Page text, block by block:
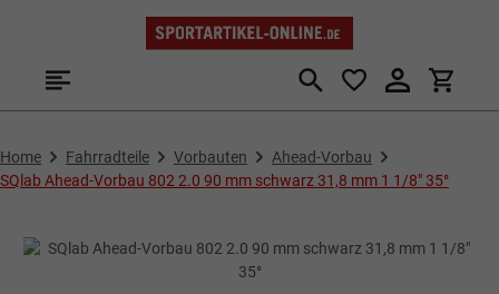
Zum Hauptinhalt springen
Home Fahrradteile Vorbauten
Ahead-Vorbau
SQlab Ahead-Vorbau 802 2.0 90 mm schwarz 31,8 mm 1 1/8" 35°